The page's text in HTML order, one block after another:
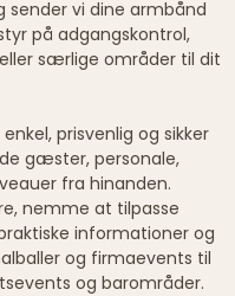
sender vi dine armbånd
på adgangskontrol,
særlige områder til dit
prisvenlig og sikker
gæster, personale,
fra hinanden.
nemme at tilpasse
informationer og
og firmaevents til
og barområder.